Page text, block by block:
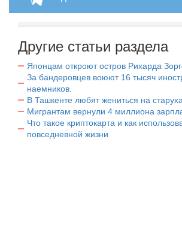
Другие статьи раздела
Японцам откроют остров Рихарда
За бандеровцев воюют 16 тысяч
наемников.
В Ташкенте любят жениться на
Мигрантам вернули 4 миллиона
Что такое криптокарта и как
повседневной жизни